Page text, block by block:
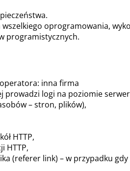
oprogramowania,
programistycznych.
inna firma
logi na poziomie
– stron, plików),
HTTP,
HTTP,
(referer link) – w przypadku